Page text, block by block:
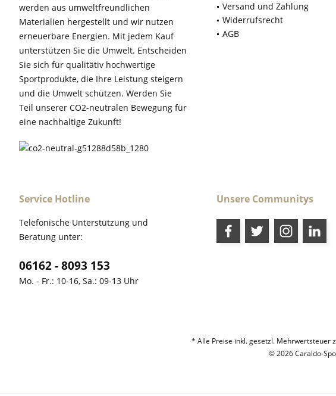
werden aus umweltfreundlichen
Materialien hergestellt und wir nutzen
erneuerbare Energien. Mit jedem Kauf
unterstützen Sie die Umwelt. Entscheiden
Sie sich für qualitätiv hochwertige
Sportprodukte, die Ihre Leistung steigern
und die Umwelt schützen. Werden Sie
Teil unserer CO2-neutralen Bewegung für
eine nachhaltige Zukunft!
Versand und Zahlung
Widerrufsrecht
AGB
Service Hotline
Telefonische Unterstützung und
Beratung unter:
06162 - 8093 153
Mo. - Fr.: 10-16, Sa.: 09-13 Uhr
Unsere Communitys
* Alle Preise inkl. gesetzl. Mehrwertsteuer
© 2026 Caraldo-